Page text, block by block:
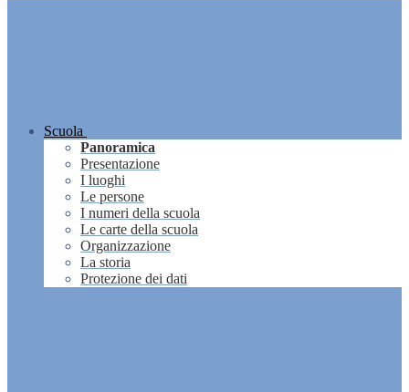
Scuola
Panoramica
Presentazione
I luoghi
Le persone
I numeri della scuola
Le carte della scuola
Organizzazione
La storia
Protezione dei dati